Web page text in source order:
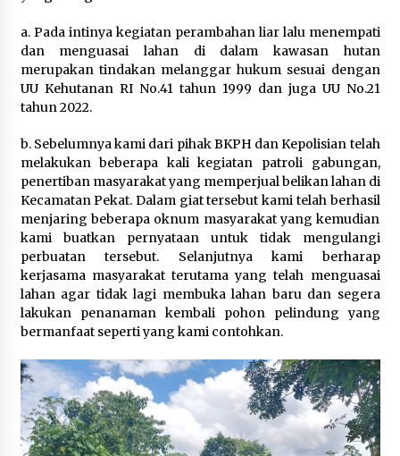
a. Pada intinya kegiatan perambahan liar lalu menempati
dan menguasai lahan di dalam kawasan hutan
merupakan tindakan melanggar hukum sesuai dengan
UU Kehutanan RI No.41 tahun 1999 dan juga UU No.21
tahun 2022.
b. Sebelumnya kami dari pihak BKPH dan Kepolisian telah
melakukan beberapa kali kegiatan patroli gabungan,
penertiban masyarakat yang memperjual belikan lahan di
Kecamatan Pekat. Dalam giat tersebut kami telah berhasil
menjaring beberapa oknum masyarakat yang kemudian
kami buatkan pernyataan untuk tidak mengulangi
perbuatan tersebut. Selanjutnya kami berharap
kerjasama masyarakat terutama yang telah menguasai
lahan agar tidak lagi membuka lahan baru dan segera
lakukan penanaman kembali pohon pelindung yang
bermanfaat seperti yang kami contohkan.